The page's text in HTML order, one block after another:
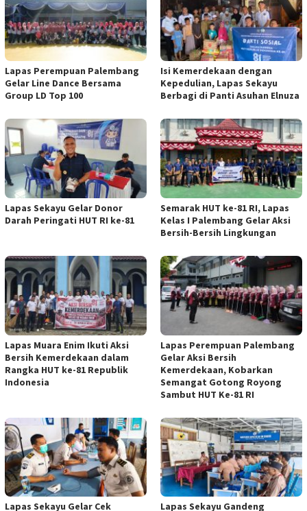
Lapas Perempuan Palembang
Gelar Line Dance Bersama
Group LD Top 100
Isi Kemerdekaan dengan
Kepedulian, Lapas Sekayu
Berbagi di Panti Asuhan Elnuza
Lapas Sekayu Gelar Donor
Darah Peringati HUT RI ke-81
Semarak HUT ke-81 RI, Lapas
Kelas I Palembang Gelar Aksi
Bersih-Bersih Lingkungan
Lapas Muara Enim Ikuti Aksi
Bersih Kemerdekaan dalam
Rangka HUT ke-81 Republik
Indonesia
Lapas Perempuan Palembang
Gelar Aksi Bersih
Kemerdekaan, Kobarkan
Semangat Gotong Royong
Sambut HUT Ke-81 RI
Lapas Sekayu Gelar Cek Lapas Sekayu Gandeng